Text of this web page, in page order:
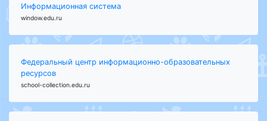
Информационная система
window.edu.ru
Федеральный центр информационно-образовательных
ресурсов
school-collection.edu.ru